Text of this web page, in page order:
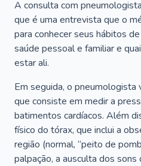
A consulta com
que é uma entrevista que o
para conhecer seus hábitos
saúde pessoal e familiar e
estar ali.
Em seguida, o pneumologista
que consiste em medir a
batimentos cardíacos. Além
físico do tórax, que inclui a
região (normal, “peito de
palpação, a ausculta dos sons